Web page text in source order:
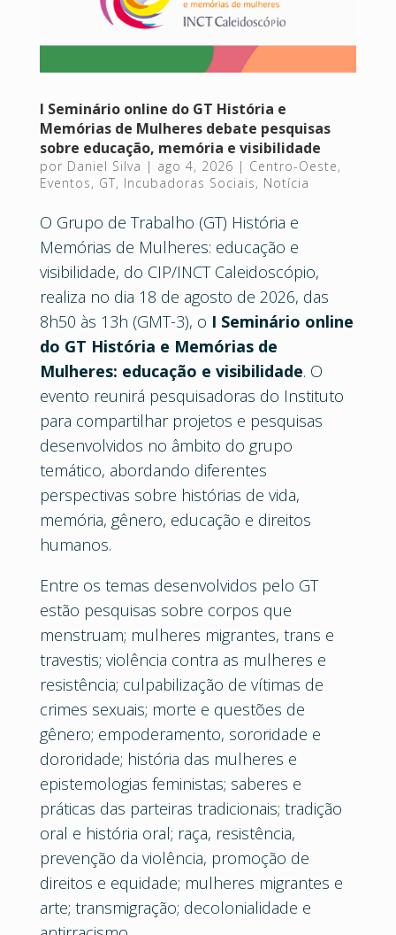
I Seminário online do GT História e
Memórias de Mulheres debate pesquisas
sobre educação, memória e visibilidade
por Daniel Silva | ago 4, 2026 | Centro-Oeste,
Eventos, GT, Incubadoras Sociais, Notícia
O Grupo de Trabalho (GT) História e
Memórias de Mulheres: educação e
visibilidade, do CIP/INCT Caleidoscópio,
realiza no dia 18 de agosto de 2026, das
8h50 às 13h (GMT-3), o I Seminário online
do GT História e Memórias de
Mulheres: educação e visibilidade. O
evento reunirá pesquisadoras do Instituto
para compartilhar projetos e pesquisas
desenvolvidos no âmbito do grupo
temático, abordando diferentes
perspectivas sobre histórias de vida,
memória, gênero, educação e direitos
humanos.
Entre os temas desenvolvidos pelo GT
estão pesquisas sobre corpos que
menstruam; mulheres migrantes, trans e
travestis; violência contra as mulheres e
resistência; culpabilização de vítimas de
crimes sexuais; morte e questões de
gênero; empoderamento, sororidade e
dororidade; história das mulheres e
epistemologias feministas; saberes e
práticas das parteiras tradicionais; tradição
oral e história oral; raça, resistência,
prevenção da violência, promoção de
direitos e equidade; mulheres migrantes e
arte; transmigração; decolonialidade e